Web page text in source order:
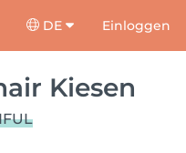
DE Einloggen
Kiesen